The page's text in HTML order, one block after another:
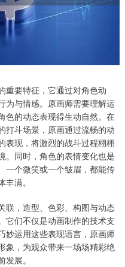
重要特征，它通过对角色动
为与情感。原画师需要理解运
色的动态表现得生动自然。在
打斗场景，原画通过流畅的动
表现，将激烈的战斗过程栩栩
。同时，角色的表情变化也是
一个微笑或一个皱眉，都能传
满。
联，造型、色彩、构图与动态
它们不仅是动画制作的技术支
妙运用这些表现语言，原画师
象，为观众带来一场场精彩绝
展。